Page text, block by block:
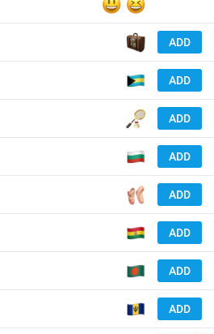
ADD
ADD
ADD
ADD
ADD
ADD
ADD
ADD